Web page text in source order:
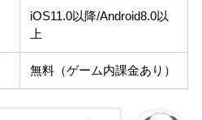
iOS11.0以降/Android8.0以
上
無料（ゲーム内課金あり）